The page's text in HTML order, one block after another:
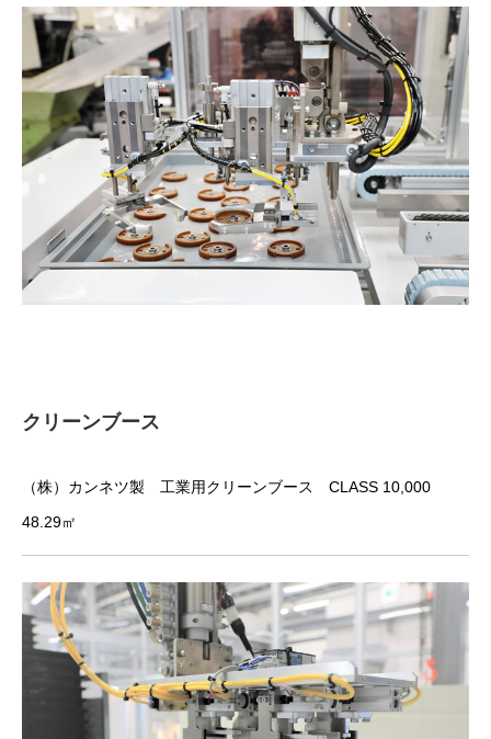
クリーンブース
（株）カンネツ製 工業用クリーンブース CLASS 10,000
48.29㎡